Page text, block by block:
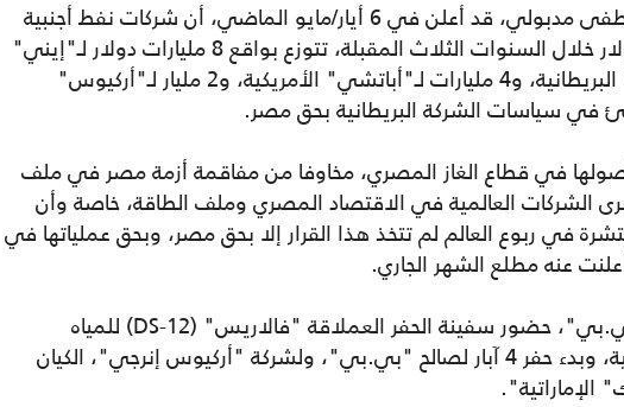
وكان رئيس الوزراء المصري، مصطفى مدبولي، قد أعلن في 6 أيار/مايو الماضي، أن شركات نفط أجنبية
تعهدت لحكومته بضخ 19 مليار دولار خلال السنوات الثلاث المقبلة، تتوزع بواقع 8 مليارات دولار لـ"إيني"
الإيطالية، و5 مليارات لـ"بي بي" البريطانية، و4 مليارات لـ"أباتشي" الأمريكية، و2 مليار لـ"أركيوس"
في سياسات الشركة البريطانية بحق مصر.
في قطاع الغاز المصري، مخاوفا من مفاقمة أزمة مصر في ملف
الشركات العالمية في الاقتصاد المصري وملف الطاقة، خاصة وأن
في ربوع العالم لم تتخذ هذا القرار إلا بحق مصر، وبحق عملياتها في
عنه مطلع الشهر الجاري.
وكان قد سبق ذلك التوجه من "بي.بي"، حضور سفينة الحفر العملاقة "فالاريس" (DS-12) للمياه
المصرية، لحفر 100 بئر استكشافية، وبدء حفر 4 آبار لصالح "بي.بي"، ولشركة "أركيوس إنرجي"، الكيان